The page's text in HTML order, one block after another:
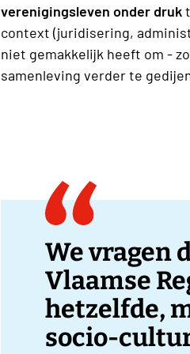
verenigingsleven onder druk
context (juridisering,
niet gemakkelijk heeft om -
samenleving verder te
We vragen
Vlaamse
hetzelfde,
socio-